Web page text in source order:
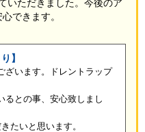
いただきました。今後のア
できます。
】
ざいます。ドレントラップ
るとの事、安心致しまし
たいと思います。